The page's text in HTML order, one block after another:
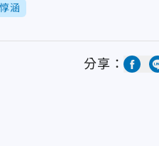
涵
分享：